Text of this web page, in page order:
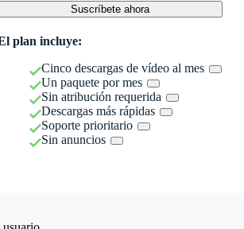
Suscríbete ahora
plan incluye:
Cinco descargas de vídeo al mes
Un paquete por mes
Sin atribución requerida
Descargas más rápidas
Soporte prioritario
Sin anuncios